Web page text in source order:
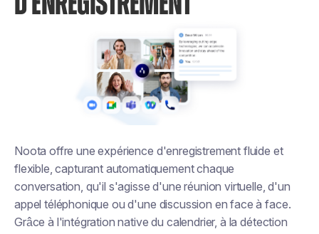
Noota offre une expérience d'enregistrement fluide et
flexible, capturant automatiquement chaque
conversation, qu'il s'agisse d'une réunion virtuelle, d'un
appel téléphonique ou d'une discussion en face à face.
Grâce à l'intégration native du calendrier, à la détection